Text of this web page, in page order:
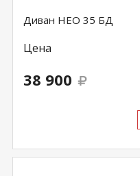
Диван НЕО 35 БД
Цена
38 900